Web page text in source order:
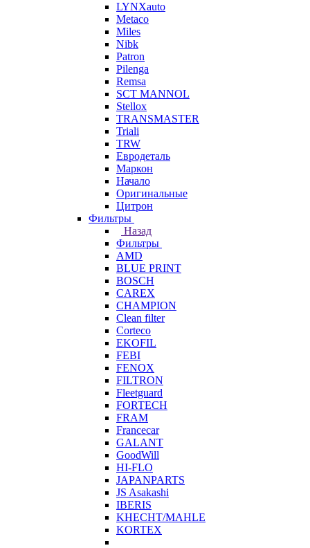
LYNXauto
Metaco
Miles
Nibk
Patron
Pilenga
Remsa
SCT MANNOL
Stellox
TRANSMASTER
Triali
TRW
Евродеталь
Маркон
Начало
Оригинальные
Цитрон
Фильтры
Назад
Фильтры
AMD
BLUE PRINT
BOSCH
CAREX
CHAMPION
Clean filter
Corteco
EKOFIL
FEBI
FENOX
FILTRON
Fleetguard
FORTECH
FRAM
Francecar
GALANT
GoodWill
HI-FLO
JAPANPARTS
JS Asakashi
IBERIS
KHECHT/MAHLE
KORTEX